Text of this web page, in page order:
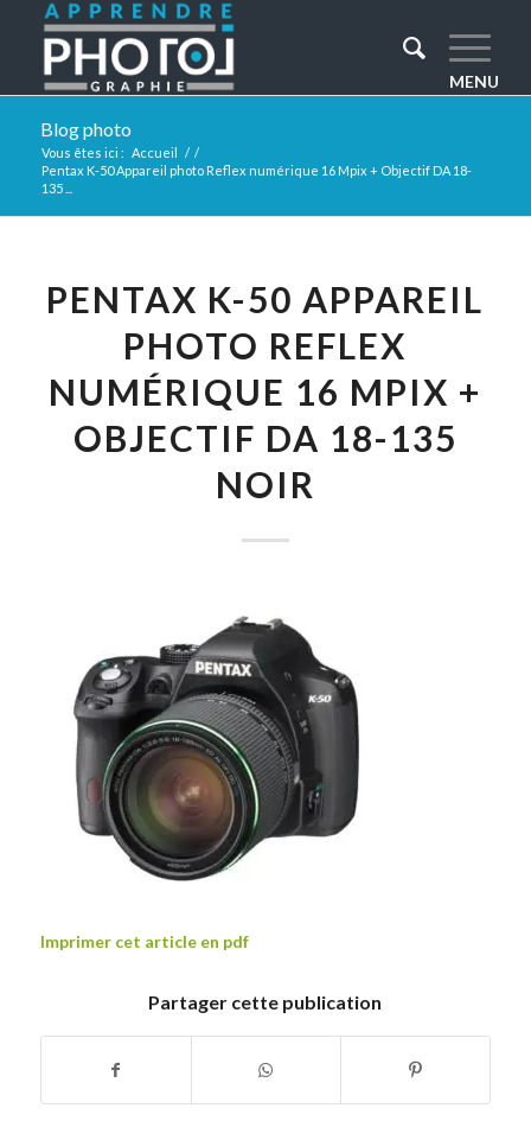
Blog photo
Vous êtes ici : Accueil / /
Pentax K-50 Appareil photo Reflex numérique 16 Mpix + Objectif DA 18-
135 ...
PENTAX K-50 APPAREIL
PHOTO REFLEX
NUMÉRIQUE 16 MPIX +
OBJECTIF DA 18-135
NOIR
Imprimer cet article en pdf
Partager cette publication